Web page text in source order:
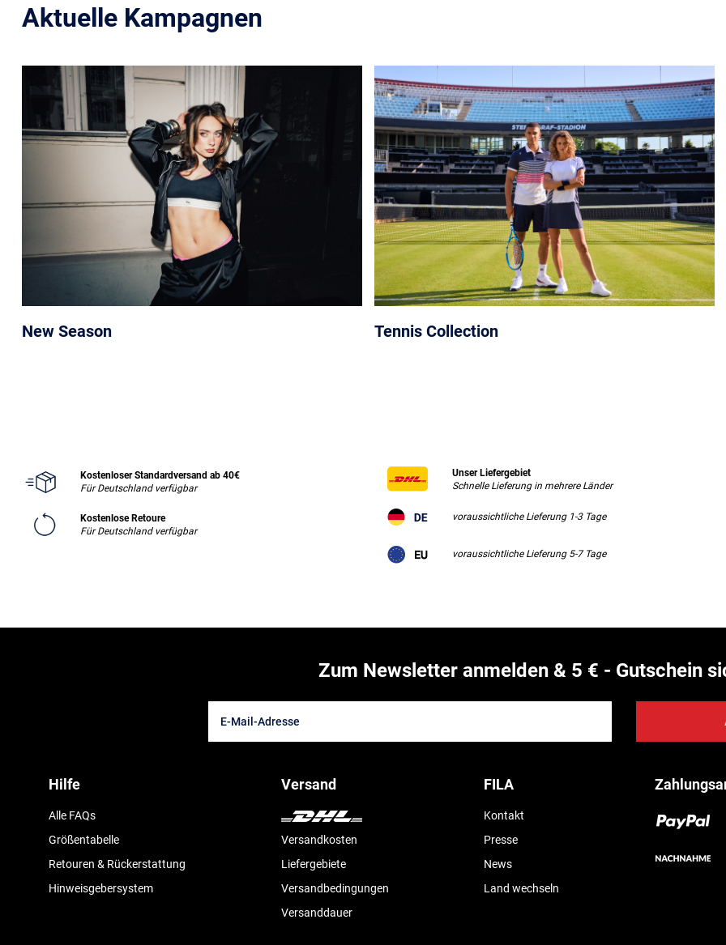
Aktuelle Kampagnen
New Season Tennis Collection
Kostenloser Standardversand ab 40€
Für Deutschland verfügbar
Kostenlose Retoure
Für Deutschland verfügbar
Unser Liefergebiet
Schnelle Lieferung in mehrere Länder
voraussichtliche Lieferung 1-3 Tage
voraussichtliche Lieferung 5-7 Tage
Zum Newsletter anmelden & 5 € - Gutschein
Hilfe
Alle FAQs
Größentabelle
Retouren & Rückerstattung
Hinweisgebersystem
Versand
Versandkosten
Liefergebiete
Versandbedingungen
Versanddauer
FILA
Kontakt
Presse
News
Land wechseln